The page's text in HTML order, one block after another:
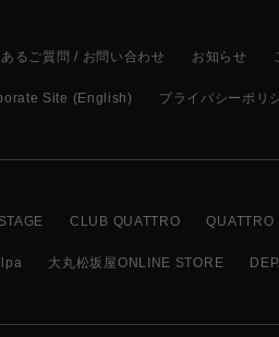
るご質問 / お問い合わせ お知らせ
Site (English) プライバシーポリ
CLUB QUATTRO QUATTRO
大丸松坂屋ONLINE STORE